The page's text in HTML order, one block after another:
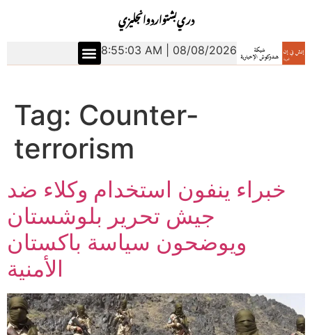
انجليزياردوبشتودري
8:55:03 AM | 08/08/2026
Tag: Counter-
terrorism
خبراء ينفون استخدام وكلاء ضد
جيش تحرير بلوشستان
ويوضحون سياسة باكستان
الأمنية